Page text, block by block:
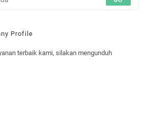
Profile
terbaik kami, silakan mengunduh